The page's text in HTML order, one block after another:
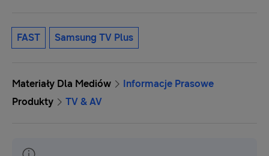
FAST Samsung TV Plus
Materiały Dla Mediów
Informacje Prasowe
Produkty
TV & AV